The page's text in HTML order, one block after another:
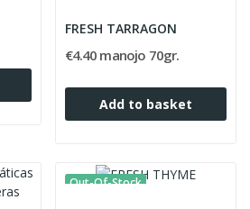
FRESH TARRAGON
€4.40 manojo 70gr.
Add to basket
Out-Of-Stock